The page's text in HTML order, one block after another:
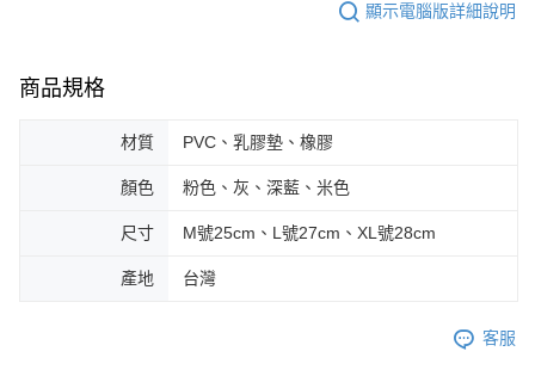
顯示電腦版詳細說明
商品規格
材質 PVC、乳膠墊、橡膠
顏色 粉色、灰、深藍、米色
尺寸 M號25cm、L號27cm、XL號28cm
產地 台灣
客服